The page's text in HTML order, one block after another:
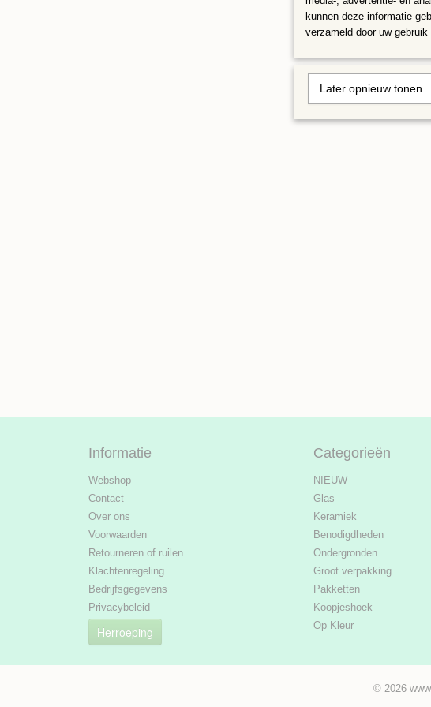
Informatie
Webshop
Contact
Over ons
Voorwaarden
Retourneren of ruilen
Klachtenregeling
Bedrijfsgegevens
Privacybeleid
Herroeping
Categorieën
NIEUW
Glas
Keramiek
Benodigdheden
Ondergronden
Groot verpakking
Pakketten
Koopjeshoek
Op Kleur
© 2026
kunnen deze informatie
verzameld door uw
Later opnieuw tonen